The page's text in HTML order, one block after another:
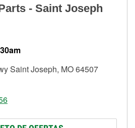
- Saint Joseph
Saint Joseph, MO 64507